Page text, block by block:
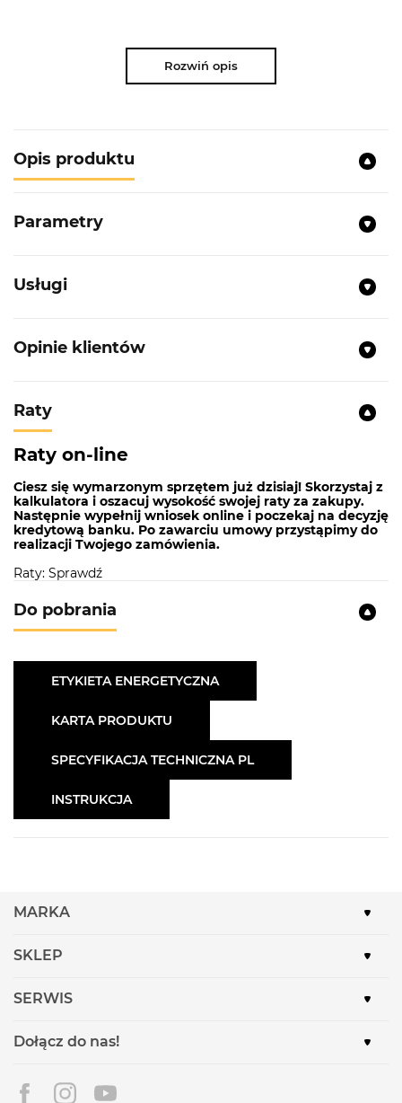
Rozwiń opis
Opis produktu
Parametry
Usługi
Opinie klientów
Raty
Raty on-line
Ciesz się wymarzonym sprzętem już dzisiaj! Skorzystaj z
kalkulatora i oszacuj wysokość swojej raty za zakupy.
Następnie wypełnij wniosek online i poczekaj na decyzję
kredytową banku. Po zawarciu umowy przystąpimy do
realizacji Twojego zamówienia.
Raty: Sprawdź
Do pobrania
ETYKIETA ENERGETYCZNA
KARTA PRODUKTU
SPECYFIKACJA TECHNICZNA PL
INSTRUKCJA
MARKA
SKLEP
SERWIS
Dołącz do nas!